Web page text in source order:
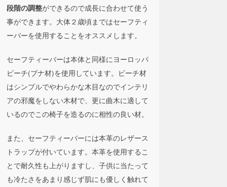
段階の調整ができるので成長に合わせて使う
事ができます。大体２歳頃まではセーフティ
ーバーを使用することをオススメします。
セーフティーバーは本体と同様にヨーロッパ
ビーチ(ブナ材)を使用しています。ビーチ材
はシンプルでやわらかな木目なのでインテリ
アの邪魔をしない木材で、更に曲木に適して
いるのでこの椅子を造るのに相性の良い材。
また、セーフティーバーには本革のレザース
トラップが付いています。本革を使用するこ
とで耐久性も上がりますし、子供に当たって
も冷たさをあまり感じず肌にも優しく触れて